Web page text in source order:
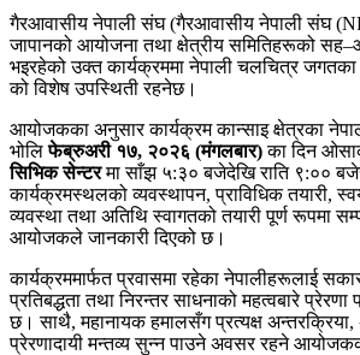
गैरआवासीय नेपाली संघ (गैरआवासीय नेपाली संघ
जापानको आयोजना तथा क्षेत्रीय समितिहरूको
भइरहेको उक्त कार्यक्रममा नेपाली चलचित्र
को विशेष उपस्थिती रहनेछ।
आयोजकका अनुसार कार्यक्रम कान्साइ क्षेत्रका
भोलिफेब्रुअरी १७, २०२६ (मंगलबार)का दिन
सिभिक सेन्टरमा साँझ ५:३० बजेदेखि राति ९:००
कार्यक्रमस्थलको व्यवस्थापन, प्राविधिक तयारी,
व्यवस्था तथा अतिथि स्वागतको तयारी पूर्ण रूपमा
आयोजकले जानकारी दिएको छ।
कार्यक्रममार्फत प्रवासमा रहेका नेपालीहरूलाई
प्रतिबद्धता तथा निरन्तर साधनाको महत्वबारे प्रेरणा
छ। साथै, महानायक हमालसँग प्रत्यक्ष
प्रेरणादायी मन्तव्य सुन्न पाउने अवसर रहने